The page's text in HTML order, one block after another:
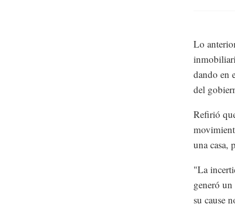
Lo
dando en
del
Refirió
una casa,
"La
generó
su cause